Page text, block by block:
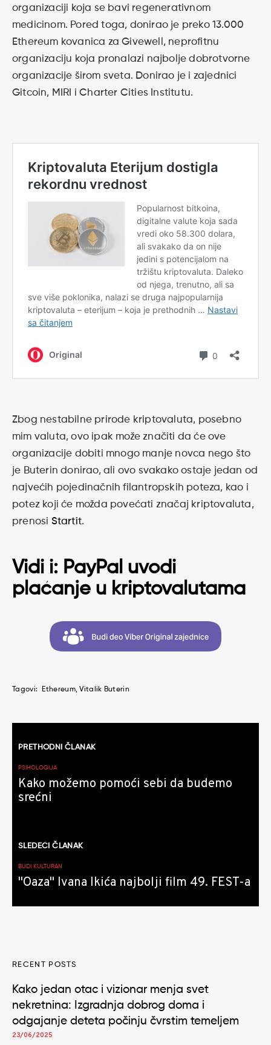
organizaciji koja se bavi regenerativnom
medicinom. Pored toga, donirao je preko 13.000
Ethereum kovanica za Givewell, neprofitnu
organizaciju koja pronalazi najbolje dobrotvorne
organizacije širom sveta. Donirao je i zajednici
Gitcoin, MIRI i Charter Cities Institutu.
Zbog nestabilne prirode kriptovaluta, posebno
mim valuta, ovo ipak može značiti da će ove
organizacije dobiti mnogo manje novca nego što
je Buterin donirao, ali ovo svakako ostaje jedan od
najvećih pojedinačnih filantropskih poteza, kao i
potez koji će možda povećati značaj kriptovaluta,
prenosi Startit.
Vidi i: PayPal uvodi
plaćanje u kriptovalutama
Tagovi: Ethereum Vitalik Buterin
članaka
PRETHODNI ČLANAK
PSIHOLOGIJA
Kako možemo pomoći sebi da budemo
srećni
SLEDEĆI ČLANAK
BUDI KULTURAN
"Oaza" Ivana Ikića najbolji film 49. FEST-a
RECENT POSTS
Kako jedan otac i vizionar menja svet
nekretnina: Izgradnja dobrog doma i
odgajanje deteta počinju čvrstim temeljem
23/06/2025